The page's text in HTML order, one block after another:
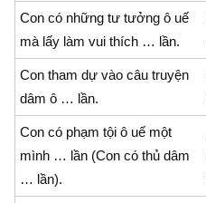
Con có những tư tưởng ô uế
mà lấy làm vui thích … lần.
Con tham dự vào câu truyện
dâm ô … lần.
Con có phạm tội ô uế một
mình … lần (Con có thủ dâm
… lần).